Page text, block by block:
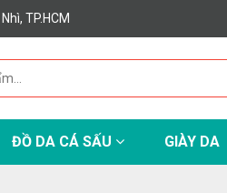
TP.HCM
ĐỒ DA CÁ SẤU GIÀY DA